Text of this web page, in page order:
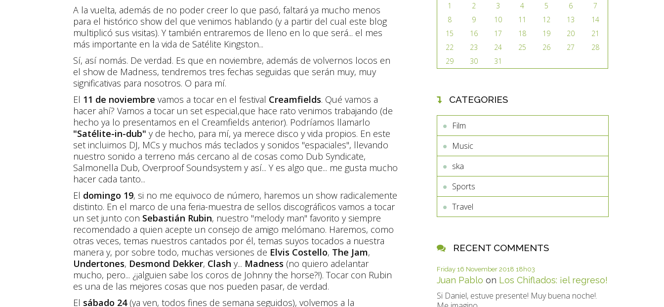
A la vuelta, además de no poder creer lo que pasó, faltará ya mucho menos
para el histórico show del que venimos hablando (y a partir del cual este blog
multiplicó sus visitas). Y también entraremos de lleno en lo que será... el mes
más importante en la vida de Satélite Kingston...
Sí, así nomás. De verdad. Es que en noviembre, además de volvernos locos en
el show de Madness, tendremos tres fechas seguidas que serán muy, muy
significativas para nosotros. O para mí.
El 11 de noviembre vamos a tocar en el festival Creamfields. Qué vamos a
hacer ahí? Vamos a tocar un set especial,que hace rato venimos trabajando (de
hecho ya lo presentamos en el Creamfields anterior). Podríamos llamarlo
"Satélite-in-dub" y de hecho, para mí, ya merece disco y vida propios. En este
set incluimos DJ, MCs y muchos más teclados y sonidos "espaciales", llevando
nuestro sonido a terreno más cercano al de cosas como Dub Syndicate,
Salmonella Dub, Overproof Soundsystem y así... Y es algo que... me gusta mucho
hacer cada tanto...
El domingo 19, si no me equivoco de número, haremos un show radicalemente
distinto. En el marco de una feria-muestra de sellos discográficos vamos a tocar
un set junto con Sebastián Rubin, nuestro "melody man" favorito y siempre
recomendado a quien acepte un consejo de amigo melómano. Haremos, como
otras veces, temas nuestros cantados por él, temas suyos tocados a nuestra
manera y, por sobre todo, muchas versiones de Elvis Costello, The Jam,
Undertones, Desmond Dekker, Clash y... Madness (no quiero adelantar
mucho, pero... ¿¡alguien sabe los coros de Johnny the horse?!). Tocar con Rubin
es una de las mejores cosas que nos pueden pasar, de verdad.
El sábado 24(ya ven, todos fines de semana seguidos), volvemos a la
1 2 3 4 5 6
7
8
9 10 11 12 13
14
15
16 17 18 19 20
21
22
23 24 25 26 27
28
29
30 31
CATEGORIES
Film
Music
ska
Sports
Travel
RECENT COMMENTS
Friday 16 November 2018 18h03
Juan Pablo on Los Chiflados: ¡el regreso!
Si Daniel, estuve presente! Muy buena noche!.